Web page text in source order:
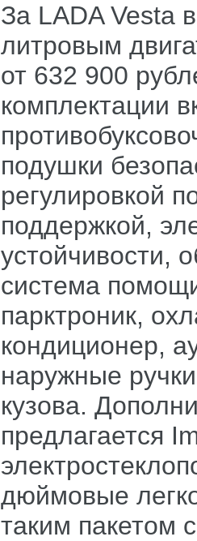
За LADA Vesta
литровым
от 632 900
комплектации
подушки
регулировкой
поддержкой,
устойчивости,
система
парктроник,
кондиционер,
наружные
кузова.
предлагается
дюймовые
таким пакетом